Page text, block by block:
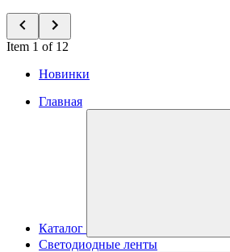
Item 1 of 12
Новинки
Главная
Каталог
Светодиодные ленты